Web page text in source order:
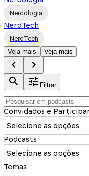
Nerdologia
NerdTech
NerdTech
Veja mais
Veja mais
Filtrar
Convidados e
Selecione as opções
Podcasts
Selecione as opções
Temas